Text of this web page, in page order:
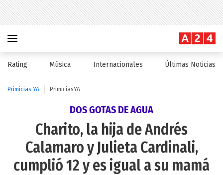
Rating Música Internacionales Últimas Noticias
Primicias YA PrimiciasYA
DOS GOTAS DE AGUA
Charito, la hija de Andrés
Calamaro y Julieta Cardinali,
cumplió 12 y es igual a su mamá